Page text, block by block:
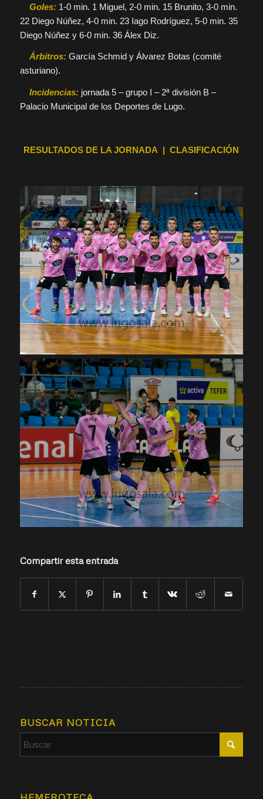
Goles: 1-0 min. 1 Miguel, 2-0 min. 15 Brunito, 3-0 min.
22 Diego Núñez, 4-0 min. 23 Iago Rodríguez, 5-0 min. 35
Diego Núñez y 6-0 min. 36 Álex Diz.
Árbitros: García Schmid y Álvarez Botas (comité
asturiano).
Incidencias: jornada 5 – grupo I – 2ª división B –
Palacio Municipal de los Deportes de Lugo.
RESULTADOS DE LA JORNADA | CLASIFICACIÓN
Compartir esta entrada
BUSCAR NOTICIA